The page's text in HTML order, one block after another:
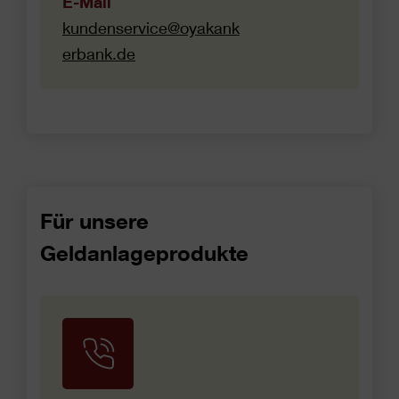
kundenservice@oyakank
erbank.de
Für unsere
Geldanlageprodukte